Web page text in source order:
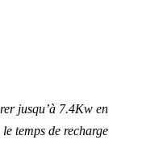
jusqu’à 7.4Kw en
temps de recharge